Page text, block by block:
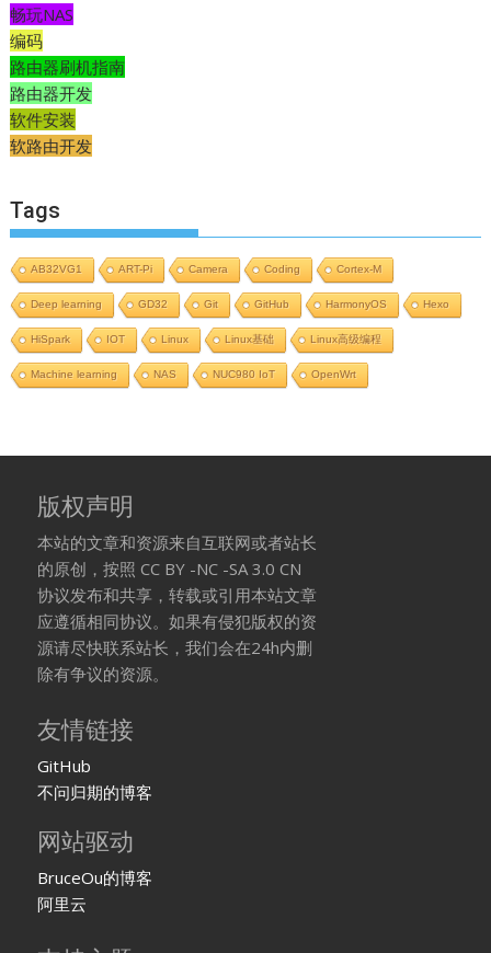
畅玩NAS
编码
路由器刷机指南
路由器开发
软件安装
软路由开发
Tags
AB32VG1 ART-Pi Camera Coding Cortex-M
Deep learning GD32 Git GitHub HarmonyOS Hexo
HiSpark IOT Linux Linux基础 Linux高级编程
Machine learning NAS NUC980 IoT OpenWrt
版权声明
本站的文章和资源来自互联网或者站长
的原创，按照 CC BY -NC -SA 3.0 CN
协议发布和共享，转载或引用本站文章
应遵循相同协议。如果有侵犯版权的资
源请尽快联系站长，我们会在24h内删
除有争议的资源。
友情链接
GitHub
不问归期的博客
网站驱动
BruceOu的博客
阿里云